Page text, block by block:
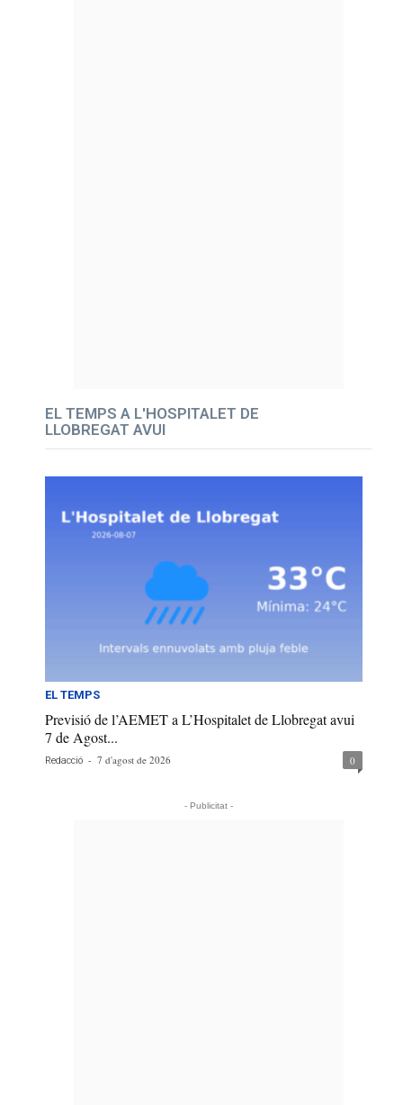
EL TEMPS A L'HOSPITALET DE
LLOBREGAT AVUI
EL TEMPS
Previsió de l’AEMET a L’Hospitalet de Llobregat avui
7 de Agost...
Redacció - 7 d'agost de 2026 0
- Publicitat -